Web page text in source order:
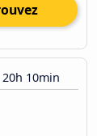
20h 10min